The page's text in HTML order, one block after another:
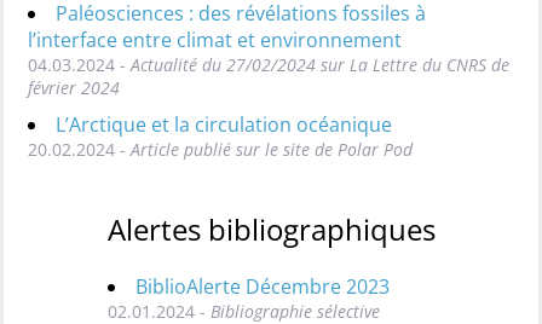
Paléosciences : des révélations fossiles à
l’interface entre climat et environnement
04.03.2024 - Actualité du 27/02/2024 sur La Lettre du CNRS de
février 2024
L’Arctique et la circulation océanique
20.02.2024 - Article publié sur le site de Polar Pod
Alertes bibliographiques
BiblioAlerte Décembre 2023
02.01.2024 - Bibliographie sélective